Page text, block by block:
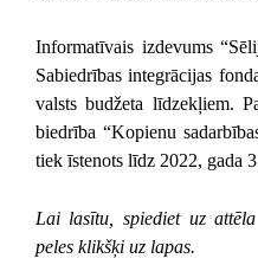
Informatīvais izdevums
Sabiedrības integrācijas
valsts budžeta līdzekļiem.
biedrība “Kopienu
tiek īstenots līdz 2022, gada
Lai lasītu, spiediet uz
peles klikšķi uz lapas.